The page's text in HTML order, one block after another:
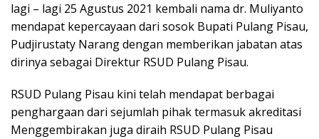
lagi – lagi 25 Agustus 2021 kembali nama dr. Muliyanto
mendapat kepercayaan dari sosok Bupati Pulang Pisau,
Pudjirustaty Narang dengan memberikan jabatan atas
dirinya sebagai Direktur RSUD Pulang Pisau.
RSUD Pulang Pisau kini telah mendapat berbagai
penghargaan dari sejumlah pihak termasuk akreditasi
Menggembirakan juga diraih RSUD Pulang Pisau